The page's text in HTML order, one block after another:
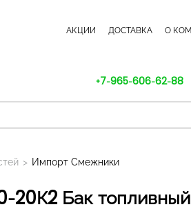
АКЦИИ ДОСТАВКА О
+7-965-606-62-88
> Импорт Смежники